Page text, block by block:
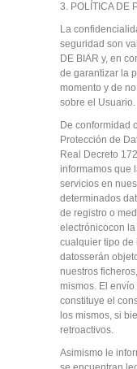
3. POLÍTICA DE
La
seguridad son
DE BIAR y, en
de garantizar la
momento y de
sobre el Usuario.
De conformidad
Protección de
Real Decreto
informamos que
servicios en
determinados
de registro o
electrónicocon
cualquier tipo de
datosserán
nuestros
mismos. El
constituye el
los mismos, si
retroactivos.
Asimismo le